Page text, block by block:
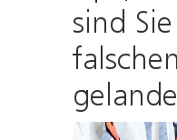
sind